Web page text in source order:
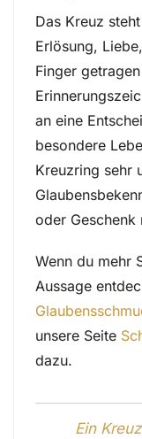
Das Kreuz
Erlösung,
Finger
an eine
besondere
Kreuzring sehr
oder
Wenn du mehr
Aussage
unsere Seite
dazu.
Ein